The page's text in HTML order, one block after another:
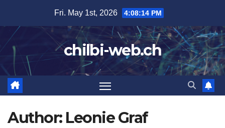
content
Fri. May 1st, 2026 4:08:15 PM
chilbi-web.ch
Author: Leonie Graf